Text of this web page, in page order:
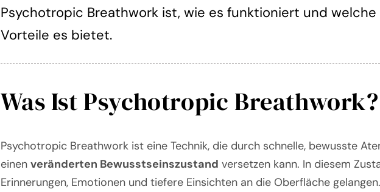
Psychotropic Breathwork ist, wie es funktioniert und
Vorteile es bietet.
Was Ist Psychotropic Breathwork?
Psychotropic Breathwork ist eine Technik, die durch schnelle, bewusste
einenveränderten Bewusstseinszustand versetzen kann. In diesem
Erinnerungen, Emotionen und tiefere Einsichten an die Oberfläche